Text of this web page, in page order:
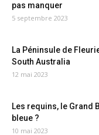
pas manquer
5 septembre 2023
La Péninsule de
South Australia
12 mai 2023
Les requins, le Grand
bleue ?
10 mai 2023